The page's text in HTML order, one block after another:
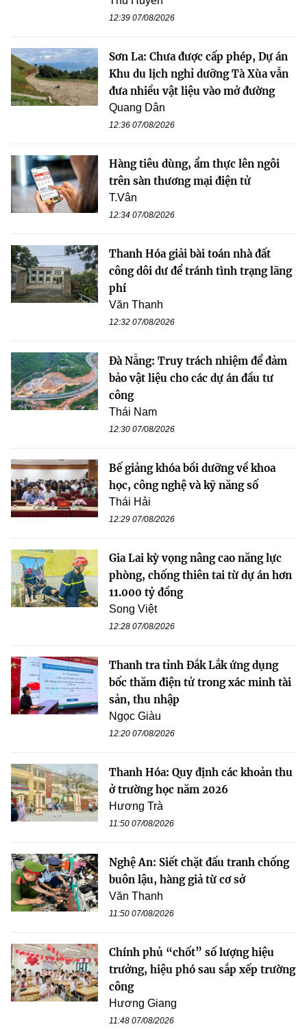
12:39 07/08/2026
Sơn La: Chưa được cấp phép, Dự án
Khu du lịch nghỉ dưỡng Tà Xùa vẫn
đưa nhiều vật liệu vào mở đường
Quang Dân
12:36 07/08/2026
Hàng tiêu dùng, ẩm thực lên ngôi
trên sàn thương mại điện tử
T.Vân
12:34 07/08/2026
Thanh Hóa giải bài toán nhà đất
công dôi dư để tránh tình trạng lãng
phí
Văn Thanh
12:32 07/08/2026
Đà Nẵng: Truy trách nhiệm để đảm
bảo vật liệu cho các dự án đầu tư
công
Thái Nam
12:30 07/08/2026
Bế giảng khóa bồi dưỡng về khoa
học, công nghệ và kỹ năng số
Thái Hải
12:29 07/08/2026
Gia Lai kỳ vọng nâng cao năng lực
phòng, chống thiên tai từ dự án hơn
11.000 tỷ đồng
Song Việt
12:28 07/08/2026
Thanh tra tỉnh Đắk Lắk ứng dụng
bốc thăm điện tử trong xác minh tài
sản, thu nhập
Ngọc Giàu
12:20 07/08/2026
Thanh Hóa: Quy định các khoản thu
ở trường học năm 2026
Hương Trà
11:50 07/08/2026
Nghệ An: Siết chặt đấu tranh chống
buôn lậu, hàng giả từ cơ sở
Văn Thanh
11:50 07/08/2026
Chính phủ “chốt” số lượng hiệu
trưởng, hiệu phó sau sắp xếp trường
công
Hương Giang
11:48 07/08/2026